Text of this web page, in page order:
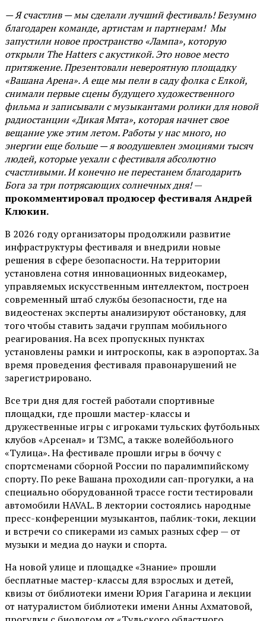
— Я счастлив — мы сделали лучший фестиваль! Безумно
благодарен команде, артистам и партнерам! Мы
запустили новое пространство «Лампа», которую
открыли The Hatters с акустикой. Это новое место
притяжение. Презентовали невероятную площадку
«Вашана Арена». А еще мы пели в саду фолка с Елкой,
снимали первые сцены будущего художественного
фильма и записывали с музыкантами ролики для новой
радиостанции «Дикая Мята», которая начнет свое
вещание уже этим летом. Работы у нас много, но
энергии еще больше — я воодушевлен эмоциями тысяч
людей, которые уехали с фестиваля абсолютно
счастливыми. И конечно не перестанем благодарить
Бога за три потрясающих солнечных дня!—
прокомментировал продюсер фестиваля Андрей
Клюкин.
В 2026 году организаторы продолжили развитие
инфраструктуры фестиваля и внедрили новые
решения в сфере безопасности. На территории
установлена сотня инновационных видеокамер,
управляемых искусственным интеллектом, построен
современный штаб службы безопасности, где на
видеостенах эксперты анализируют обстановку, для
того чтобы ставить задачи группам мобильного
реагирования. На всех пропускных пунктах
установлены рамки и интроскопы, как в аэропортах. За
время проведения фестиваля правонарушений не
зарегистрировано.
Все три дня для гостей работали спортивные
площадки, где прошли мастер-классы и
дружественные игры с игроками тульских футбольных
клубов «Арсенал» и ТЗМС, а также волейбольного
«Тулица». На фестивале прошли игры в боччу с
спортсменами сборной России по паралимпийскому
спорту. По реке Вашана проходили сап-прогулки, а на
специально оборудованной трассе гости тестировали
автомобили HAVAL. В лектории состоялись народные
пресс-конференции музыкантов, паблик-токи, лекции
и встречи со спикерами из самых разных сфер — от
музыки и медиа до науки и спорта.
На новой улице и площадке «Знание» прошли
бесплатные мастер-классы для взрослых и детей,
квизы от библиотеки имени Юрия Гагарина и лекции
от натуралистом библиотеки имени Анны Ахматовой,